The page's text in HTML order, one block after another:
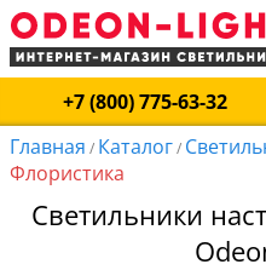
+7 (800) 775-63-32
Главная / Каталог/
Флористика
Светильники